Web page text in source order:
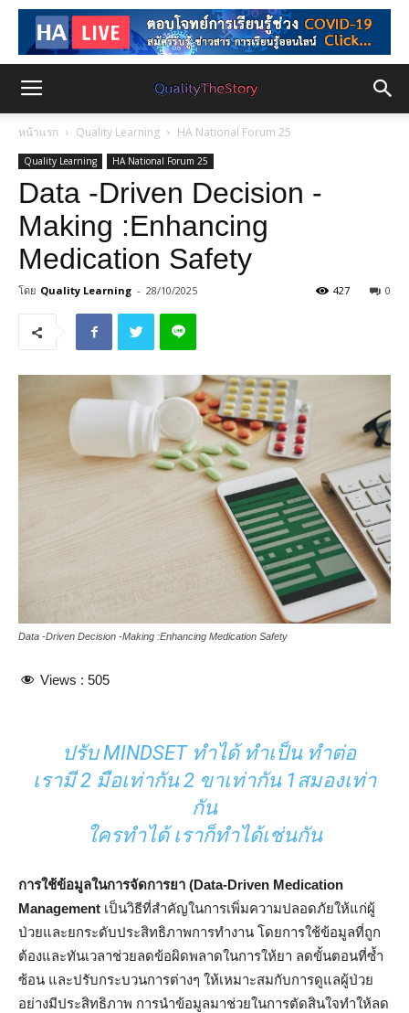
หน้าแรก Quality Learning HA National Forum 25
Quality Learning HA National Forum 25
Data -Driven Decision -
Making :Enhancing
Medication Safety
โดย Quality Learning - 28/10/2025 0
427
Data -Driven Decision -Making :Enhancing Medication Safety
Views : 505
ปรับ MINDSET ทำได้ ทำเป็น ทำต่อ
เรามี 2 มือเท่ากัน 2 ขาเท่ากัน 1สมองเท่า
กัน
ใครทำได้ เราก็ทำได้เช่นกัน
การใช้ข้อมูลในการจัดการยา (Data-Driven Medication
Management เป็นวิธีที่สำคัญในการเพิ่มความปลอดภัยให้แก่ผู้
ป่วยและยกระดับประสิทธิภาพการทำงาน โดยการใช้ข้อมูลที่ถูก
ต้องและทันเวลาช่วยลดข้อผิดพลาดในการให้ยา ลดขั้นตอนที่ซ้ำ
ซ้อน และปรับกระบวนการต่างๆ ให้เหมาะสมกับการดูแลผู้ป่วย
อย่างมีประสิทธิภาพ การนำข้อมูลมาช่วยในการตัดสินใจทำให้ลด